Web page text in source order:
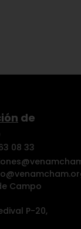
de
08 33
Campo
P-20,